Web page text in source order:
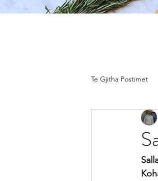
Te Gjitha Postimet
Receta Me